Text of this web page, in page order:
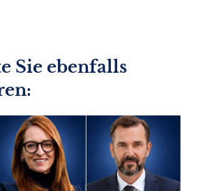
Sie ebenfalls